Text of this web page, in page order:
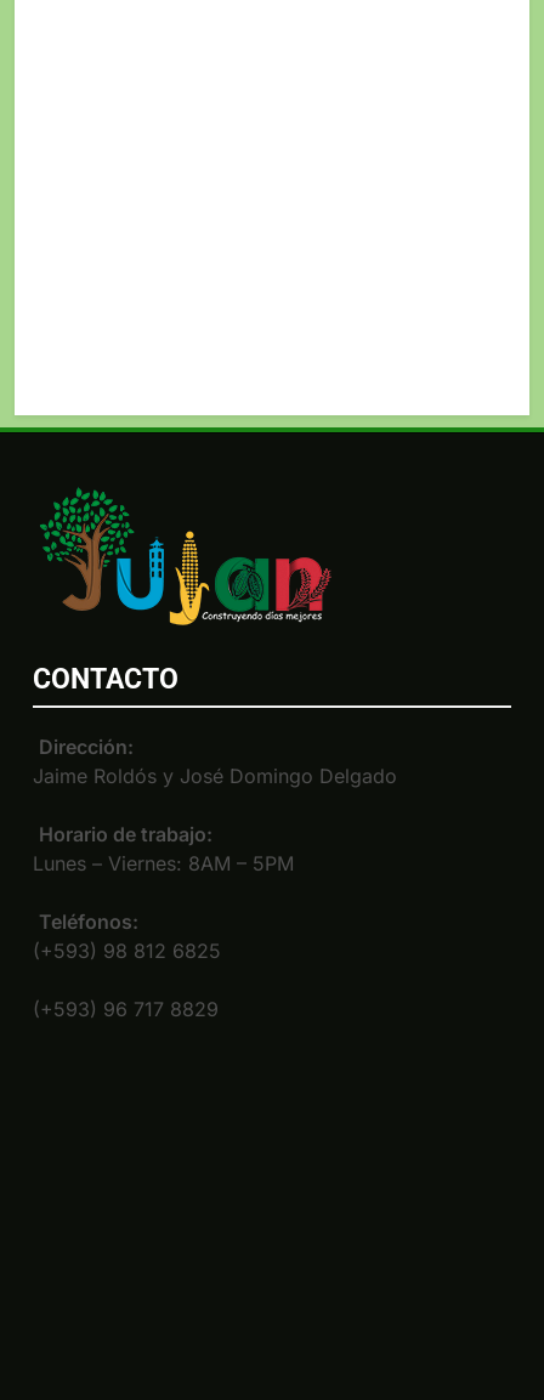
CONTACTO
Dirección:
Jaime Roldós y José Domingo Delgado
Horario de trabajo:
Lunes – Viernes: 8AM – 5PM
Teléfonos:
(+593) 98 812 6825
(+593) 96 717 8829